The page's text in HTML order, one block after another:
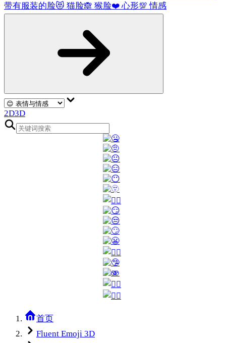
带有服装的脸😻 猫脸🙈 猴脸❤️ 心形💯 情感
2D3D
首页
Fluent Emoji 3D